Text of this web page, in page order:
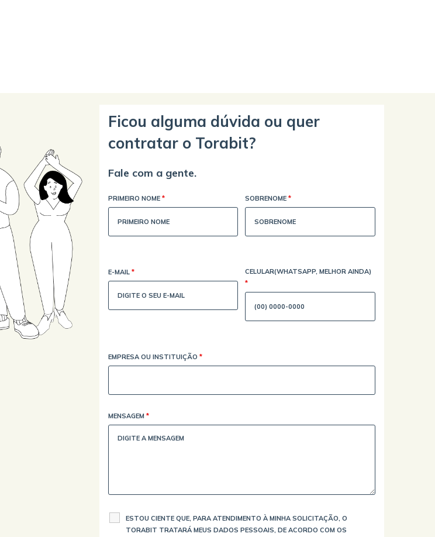
Ficou alguma dúvida ou quer
contratar o Torabit?
Fale com a gente.
PRIMEIRO NOME * SOBRENOME*
E-MAIL *
CELULAR(WHATSAPP, MELHOR AINDA)
*
EMPRESA OU INSTITUIÇÃO *
MENSAGEM *
ESTOU CIENTE QUE, PARA ATENDIMENTO À MINHA SOLICITAÇÃO, O
TORABIT TRATARÁ MEUS DADOS PESSOAIS, DE ACORDO COM OS